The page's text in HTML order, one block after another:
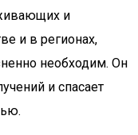
и
и в регионах,
необходим. Он
и спасает